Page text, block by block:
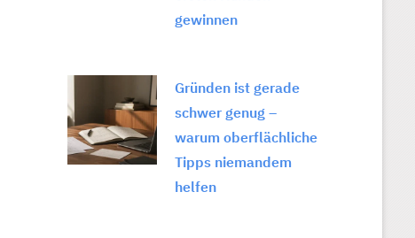
gewinnen
Gründen ist gerade
schwer genug –
warum oberflächliche
Tipps niemandem
helfen